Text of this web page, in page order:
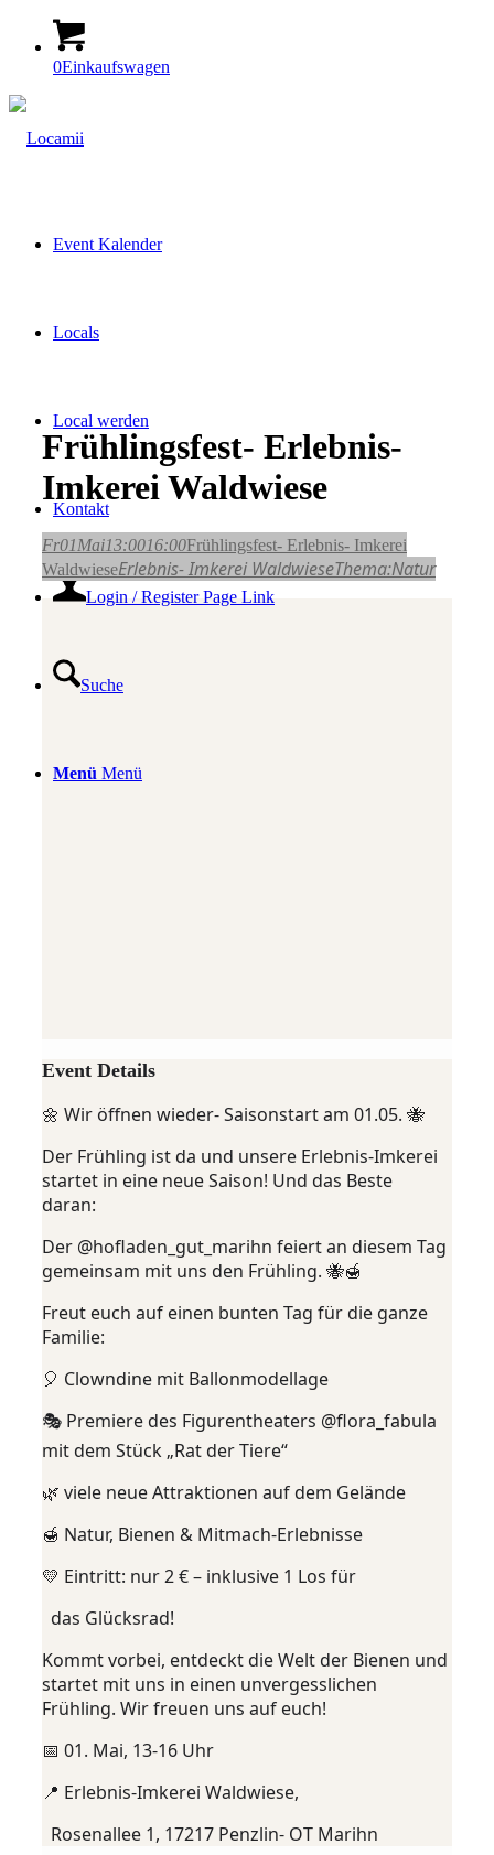
0Einkaufswagen
Event Kalender
Locals
Local werden
Kontakt
Login / Register Page Link
Suche
Menü Menü
Frühlingsfest- Erlebnis-
Imkerei Waldwiese
Fr01Mai13:0016:00Frühlingsfest- Erlebnis- Imkerei
WaldwieseErlebnis- Imkerei WaldwieseThema:Natur
Event Details
🌼 Wir öffnen wieder- Saisonstart am 01.05. 🐝
Der Frühling ist da und unsere Erlebnis-Imkerei
startet in eine neue Saison! Und das Beste
daran:
Der @hofladen_gut_marihn feiert an diesem Tag
gemeinsam mit uns den Frühling. 🐝🍯
Freut euch auf einen bunten Tag für die ganze
Familie:
🎈 Clowndine mit Ballonmodellage
🎭 Premiere des Figurentheaters @flora_fabula
mit dem Stück „Rat der Tiere“
🌿 viele neue Attraktionen auf dem Gelände
🍯 Natur, Bienen & Mitmach-Erlebnisse
💛 Eintritt: nur 2 € – inklusive 1 Los für
das Glücksrad!
Kommt vorbei, entdeckt die Welt der Bienen und
startet mit uns in einen unvergesslichen
Frühling. Wir freuen uns auf euch!
📅 01. Mai, 13-16 Uhr
📍 Erlebnis-Imkerei Waldwiese,
Rosenallee 1, 17217 Penzlin- OT Marihn